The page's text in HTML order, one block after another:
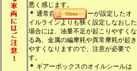
悪く感じます。
＊ 通常自動車メーカーが設定したオ
イルラインよりも狭く設定しなおした
場合には、油量不足が起こりやすくな
る為、金属の編摩耗や異常摩耗が起き
やすくなりますので、注意が必要で
す。
＊ ギアーボックスのオイルシールは